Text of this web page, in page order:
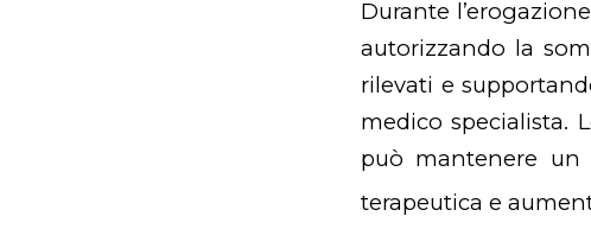
Durante
autorizzando la
rilevati e
medico specialista.
può mantenere un
terapeutica e